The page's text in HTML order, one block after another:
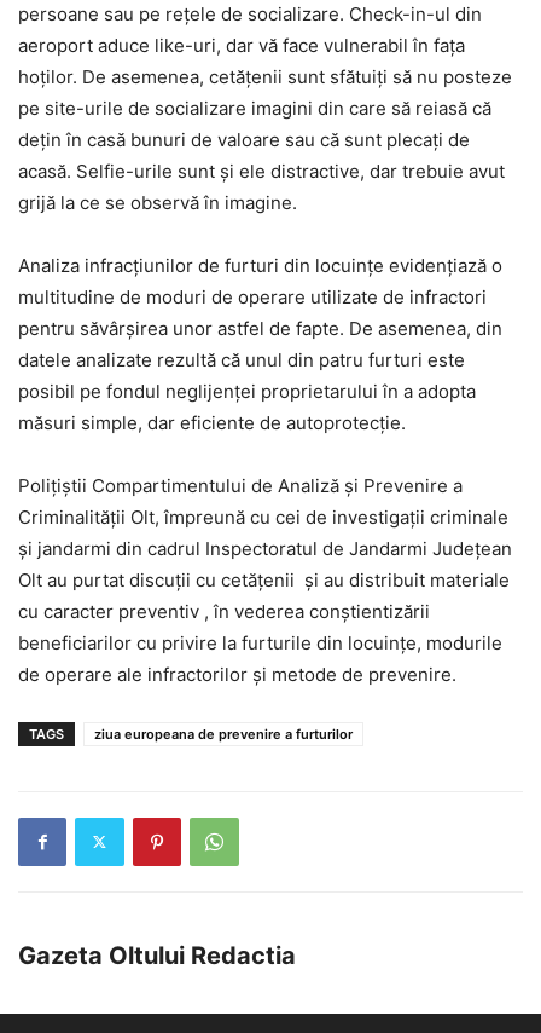
persoane sau pe reţele de socializare. Check-in-ul din
aeroport aduce like-uri, dar vă face vulnerabil în fața
hoților. De asemenea, cetățenii sunt sfătuiți să nu posteze
pe site-urile de socializare imagini din care să reiasă că
deţin în casă bunuri de valoare sau că sunt plecați de
acasă. Selfie-urile sunt și ele distractive, dar trebuie avut
grijă la ce se observă în imagine.
Analiza infracţiunilor de furturi din locuinţe evidenţiază o
multitudine de moduri de operare utilizate de infractori
pentru săvârşirea unor astfel de fapte. De asemenea, din
datele analizate rezultă că unul din patru furturi este
posibil pe fondul neglijenței proprietarului în a adopta
măsuri simple, dar eficiente de autoprotecție.
Polițiștii Compartimentului de Analiză și Prevenire a
Criminalității Olt, împreună cu cei de investigații criminale
și jandarmi din cadrul Inspectoratul de Jandarmi Județean
Olt au purtat discuții cu cetățenii și au distribuit materiale
cu caracter preventiv , în vederea conștientizării
beneficiarilor cu privire la furturile din locuințe, modurile
de operare ale infractorilor și metode de prevenire.
TAGS ziua europeana de prevenire a furturilor
Gazeta Oltului Redactia